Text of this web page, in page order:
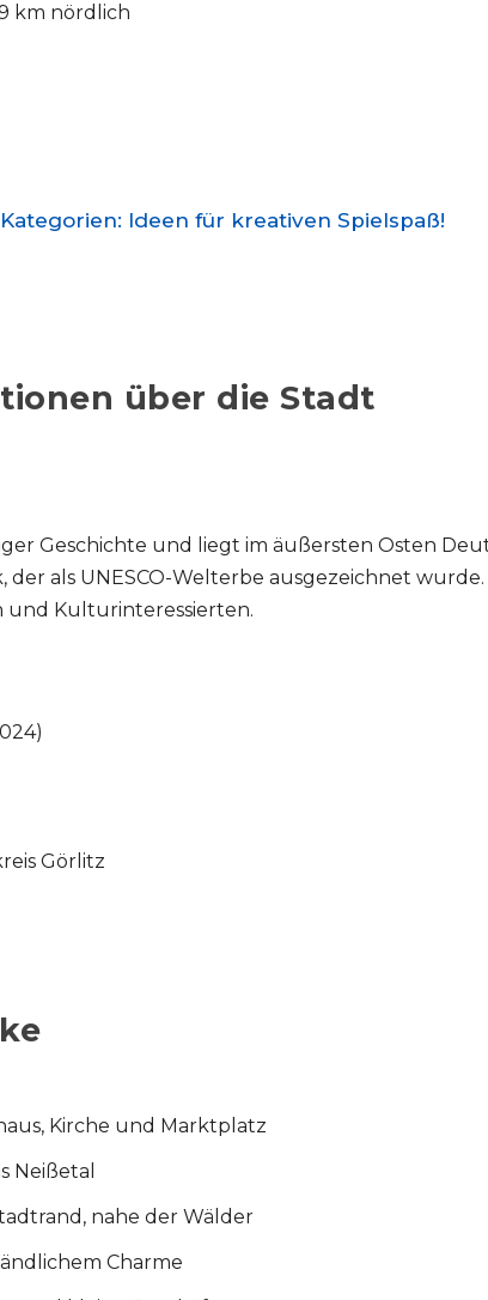
km nördlich
Kategorien: Ideen für kreativen Spielspaß!
über die Stadt
Geschichte und liegt im äußersten Osten
als UNESCO-Welterbe ausgezeichnet
und Kulturinteressierten.
Görlitz
Kirche und Marktplatz
Neißetal
nahe der Wälder
Charme